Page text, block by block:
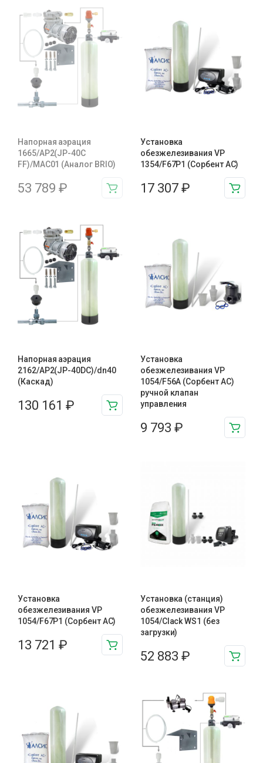
Напорная аэрация
1665/AP2(JP-40C
FF)/MAC01 (Аналог BRIO)
53 789 ₽
Установка
обезжелезивания VP
1354/F67P1 (Сорбент АС)
17 307 ₽
Напорная аэрация
2162/AP2(JP-40DC)/dn40
(Каскад)
130 161 ₽
Установка
обезжелезивания VP
1054/F56A (Сорбент АС)
ручной клапан
управления
9 793 ₽
Установка
обезжелезивания VP
1054/F67P1 (Сорбент АС)
13 721 ₽
Установка (станция)
обезжелезивания VP
1054/Clack WS1 (без
загрузки)
52 883 ₽